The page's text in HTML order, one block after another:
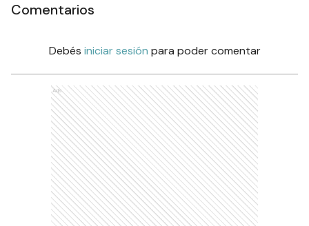
Comentarios
Debés iniciar sesión para poder comentar
Ads